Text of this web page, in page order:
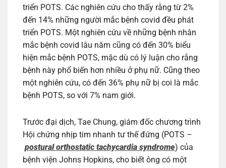
triển POTS. Các nghiên cứu cho thấy rằng từ 2%
đến 14% những người mắc bệnh covid đều phát
triển POTS. Một nghiên cứu về những bệnh nhân
mắc bệnh covid lâu năm cũng có đến 30% biểu
hiện mắc bệnh POTS, mặc dù có lý luận cho rằng
bệnh này phổ biến hơn nhiều ở phụ nữ. Cũng theo
một nghiên cứu, có đến 36% phụ nữ bị coi là mắc
bệnh POTS, so với 7% nam giới.
Trước đại dịch, Tae Chung, giám đốc chương trình
Hội chứng nhịp tim nhanh tư thế đứng (POTS –
postural orthostatic tachycardia syndrome) của
bệnh viện Johns Hopkins, cho biết ông có một